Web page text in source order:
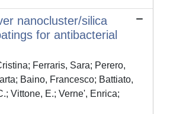
nanocluster/silica
for antibacterial
Ferraris, Sara; Perero,
Baino, Francesco; Battiato,
Vittone, E.; Verne', Enrica;